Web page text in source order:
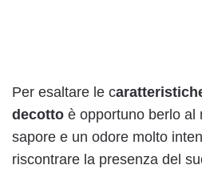
Per esaltare le c
decotto è opportuno berlo al
sapore e un odore molto
riscontrare la presenza del